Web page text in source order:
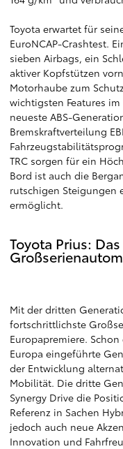
Toyota erwartet für
EuroNCAP-Crashtest.
sieben Airbags, ein
aktiver Kopfstützen
Motorhaube zum
wichtigsten Features
neueste ABS-
Bremskraftverteilung
TRC sorgen für ein
Bord ist auch die
rutschigen Steigungen
ermöglicht.
Toyota Prius:
Mit der dritten
fortschrittlichste
Europapremiere.
Europa eingeführte
der Entwicklung
Mobilität. Die dritte
Synergy Drive die
Referenz in Sachen
jedoch auch neue
Innovation und